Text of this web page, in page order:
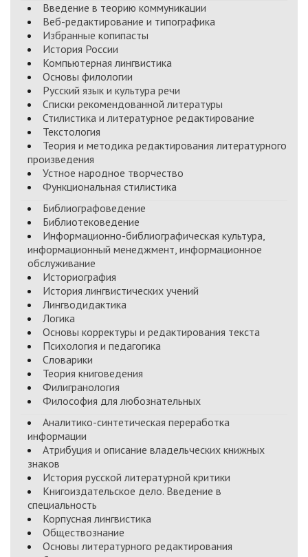
Введение в теорию коммуникации
Веб-редактирование и типографика
Избранные копипасты
История России
Компьютерная лингвистика
Основы филологии
Русский язык и культура речи
Списки рекомендованной литературы
Стилистика и литературное редактирование
Текстология
Теория и методика редактирования литературного
произведения
Устное народное творчество
Функциональная стилистика
Библиографоведение
Библиотековедение
Информационно-библиографическая культура,
информационный менеджмент, информационное
обслуживание
Историография
История лингвистических учений
Лингводидактика
Логика
Основы корректуры и редактирования текста
Психология и педагогика
Словарики
Теория книговедения
Филигранология
Философия для любознательных
Аналитико-синтетическая переработка
информации
Атрибуция и описание владельческих книжных
знаков
История русской литературной критики
Книгоиздательское дело. Введение в
специальность
Корпусная лингвистика
Обществознание
Основы литературного редактирования